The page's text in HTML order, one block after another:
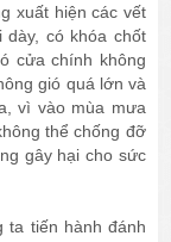
xuất hiện các vết
có khóa chốt
cửa chính không
gió quá lớn và
vì vào mùa mưa
thể chống đỡ
gây hại cho sức
ta tiến hành đánh